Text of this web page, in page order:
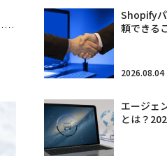
Shopify
頼できる
2026.08.04
エージェ
とは？